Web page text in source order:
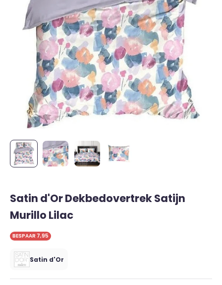
Satin d'Or Dekbedovertrek Satijn
Murillo Lilac
BESPAAR 7,95
Satin d'Or